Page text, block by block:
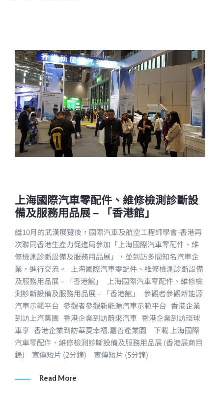
上海國際汽車零配件、維修檢測診斷設
備及服務用品展 – 「香港館」
繼10月的武漢展覽後，國際汽車及航空工程師學會-香港再
次聯同香港生產力促進局參加「上海國際汽車零配件、維
修檢測診斷設備及服務用品展」，並到訪多間知名汽車企
業，進行交流。 上海國際汽車零配件、維修檢測診斷設備
及服務用品展 – 「香港館」 上海國際汽車零配件、維修檢
測診斷設備及服務用品展 – 「香港館」 參觀者參觀新能源
汽車示範平台 參觀者參觀新能源汽車示範平台 香港企業
到訪上汽集團 香港企業到訪蔚來汽車 香港企業到訪環球
車享 香港企業到訪華夏幸福.嘉善產業園 下載 上海國際
汽車零配件、維修檢測診斷設備及服務用品展 (香港展商目
錄) 宣傳短片 (2分鐘) 宣傳短片 (5分鐘)
Read More